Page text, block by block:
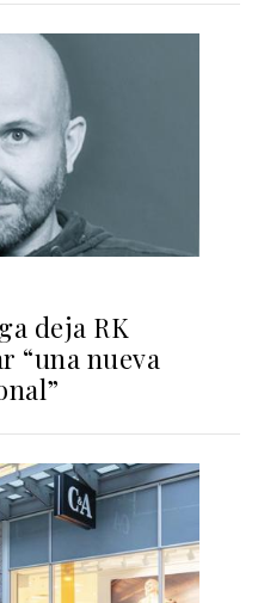
deja RK
“una nueva